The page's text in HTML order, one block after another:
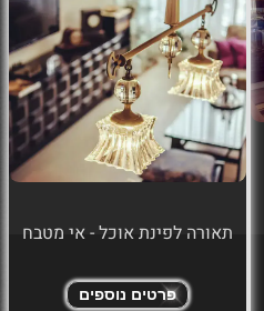
תאורה לפינת אוכל - אי מטבח
פרטים נוספים